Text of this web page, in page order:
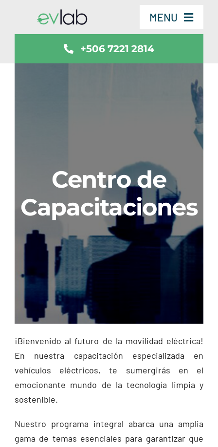
content
MENU
+506 7221 2814
Centro de
Capacitaciones
¡Bienvenido al futuro de la movilidad eléctrica!
En nuestra capacitación especializada en
vehículos eléctricos, te sumergirás en el
emocionante mundo de la tecnología limpia y
sostenible.
Nuestro programa integral abarca una amplia
gama de temas esenciales para garantizar que